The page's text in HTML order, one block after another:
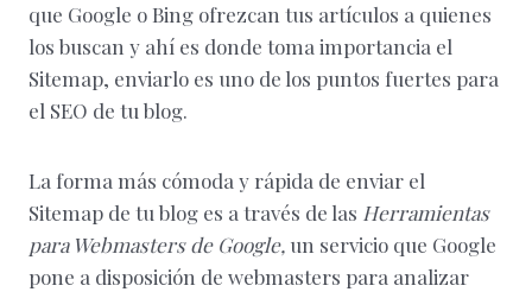
que Google o Bing ofrezcan tus artículos a quienes
los buscan y ahí es donde toma importancia el
Sitemap, enviarlo es uno de los puntos fuertes para
el SEO de tu blog.
La forma más cómoda y rápida de enviar el
Sitemap de tu blog es a través de las Herramientas
para Webmasters de Google, un servicio que Google
pone a disposición de webmasters para analizar